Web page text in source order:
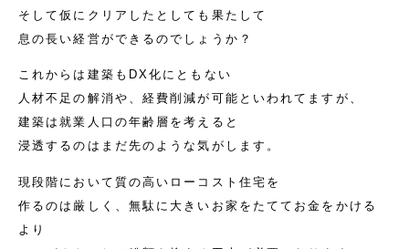
そして仮にクリアしたとしても果たして
息の長い経営ができるのでしょうか？
これからは建築もDX化にともない
人材不足の解消や、経費削減が可能といわれてますが、
建築は就業人口の年齢層を考えると
浸透するのはまだ先のような気がします。
現段階において質の高いローコスト住宅を
作るのは厳しく、無駄に大きいお家をたててお金をかける
より